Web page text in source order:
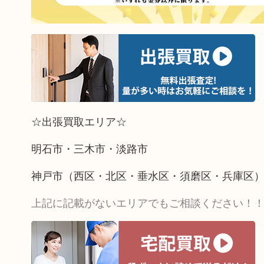
☆出張買取エリア☆
明石市・三木市・淡路市
神戸市（西区・北区・垂水区・須磨区・兵庫区）
上記に記載がないエリアでもご相談ください！！